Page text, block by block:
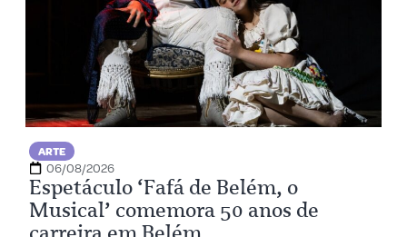
ARTE
06/08/2026
Espetáculo ‘Fafá de Belém, o
Musical’ comemora 50 anos de